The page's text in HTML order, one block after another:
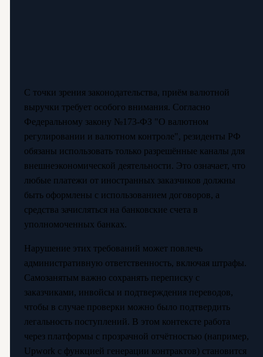
С точки зрения законодательства, приём валютной
выручки требует особого внимания. Согласно
Федеральному закону №173-ФЗ "О валютном
регулировании и валютном контроле", резиденты РФ
обязаны использовать только разрешённые каналы для
внешнеэкономической деятельности. Это означает, что
любые платежи от иностранных заказчиков должны
быть оформлены с использованием договоров, а
средства зачисляться на банковские счета в
уполномоченных банках.
Нарушение этих требований может повлечь
административную ответственность, включая штрафы.
Самозанятым важно сохранять переписку с
заказчиками, инвойсы и подтверждения переводов,
чтобы в случае проверки можно было подтвердить
легальность поступлений. В этом контексте работа
через платформы с прозрачной отчётностью (например,
Upwork с функцией генерации контрактов) становится